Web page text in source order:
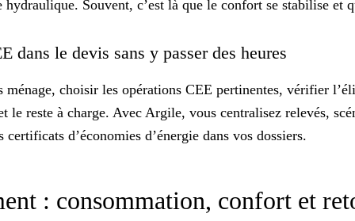
Souvent, c’est là que le confort se stabilise et
dans le devis sans y passer des heures
choisir les opérations CEE pertinentes, vérifier
reste à charge. Avec Argile, vous centralisez relevés,
d’économies d’énergie dans vos dossiers.
: consommation, confort et